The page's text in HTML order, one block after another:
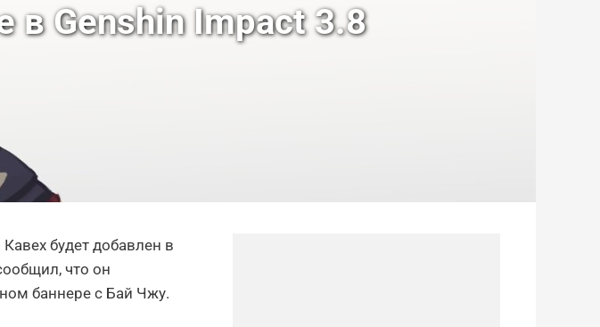
в Genshin Impact 3.8
будет добавлен в
что он
баннере с Бай Чжу.